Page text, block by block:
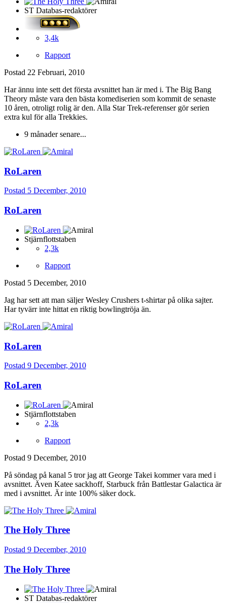
ST Databas-redaktörer
3,4k
Rapport
Postad 22 Februari, 2010
Har ännu inte sett det första avsnittet han är med i. The Big Bang
Theory måste vara den bästa komediserien som kommit de senaste
10 åren, otroligt rolig är den. Alla Star Trek-referenser gör serien
extra kul för alla Trekkies.
9 månader senare...
RoLaren
Postad 5 December, 2010
RoLaren
Stjärnflottstaben
2,3k
Rapport
Postad 5 December, 2010
Jag har sett att man säljer Wesley Crushers t-shirtar på olika sajter.
Har tyvärr inte hittat en riktig bowlingtröja än.
RoLaren
Postad 9 December, 2010
RoLaren
Stjärnflottstaben
2,3k
Rapport
Postad 9 December, 2010
På söndag på kanal 5 tror jag att George Takei kommer vara med i
avsnittet. Även Katee sackhoff, Starbuck från Battlestar Galactica är
med i avsnittet. Är inte 100% säker dock.
The Holy Three
Postad 9 December, 2010
The Holy Three
ST Databas-redaktörer